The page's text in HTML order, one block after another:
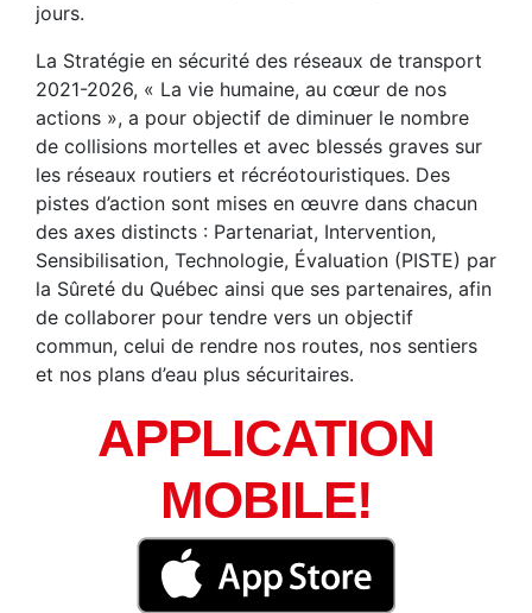
jours.
La Stratégie en sécurité des réseaux de transport
2021-2026, « La vie humaine, au cœur de nos
actions », a pour objectif de diminuer le nombre
de collisions mortelles et avec blessés graves sur
les réseaux routiers et récréotouristiques. Des
pistes d’action sont mises en œuvre dans chacun
des axes distincts : Partenariat, Intervention,
Sensibilisation, Technologie, Évaluation (PISTE) par
la Sûreté du Québec ainsi que ses partenaires, afin
de collaborer pour tendre vers un objectif
commun, celui de rendre nos routes, nos sentiers
et nos plans d’eau plus sécuritaires.
APPLICATION
MOBILE!